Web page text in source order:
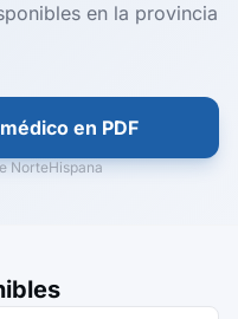
en la provincia
en PDF
NorteHispana